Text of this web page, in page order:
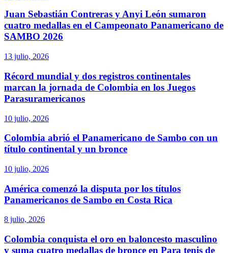
Juan Sebastián Contreras y Anyi León sumaron
cuatro medallas en el Campeonato Panamericano de
SAMBO 2026
13 julio, 2026
Récord mundial y dos registros continentales
marcan la jornada de Colombia en los Juegos
Parasuramericanos
10 julio, 2026
Colombia abrió el Panamericano de Sambo con un
título continental y un bronce
10 julio, 2026
América comenzó la disputa por los títulos
Panamericanos de Sambo en Costa Rica
8 julio, 2026
Colombia conquista el oro en baloncesto masculino
y suma cuatro medallas de bronce en Para tenis de